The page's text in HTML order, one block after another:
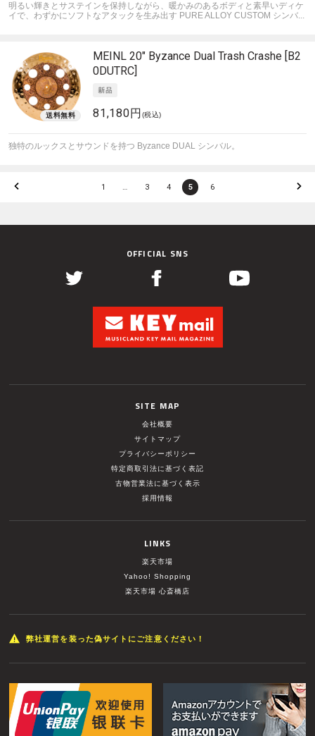
明るい輝きとサステインを保持しながら、暖かみのあるボディと素早いディケ
イで、わずかにソフトなアタックを生み出す PURE ALLOY CUSTOM シンバ...
MEINL 20" Byzance Dual Trash Crashe [B2
0DUTRC]
81,180円 (税込)
独特のルックスとサウンドを持つ Byzance DUAL シンバル。
1 … 3 4 5 6
OFFICIAL SNS
SITE MAP
会社概要
サイトマップ
プライバシーポリシー
特定商取引法に基づく表記
古物営業法に基づく表示
採用情報
LINKS
楽天市場
Yahoo! Shopping
楽天市場 心斎橋店
弊社運営を装った偽サイトにご注意ください！